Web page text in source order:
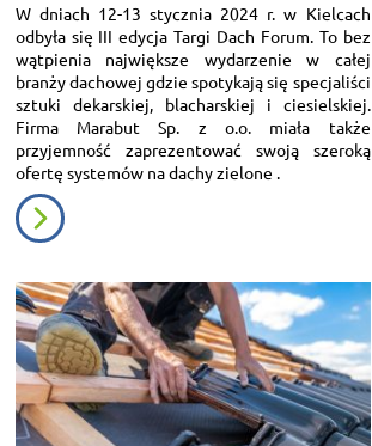
W dniach 12-13 stycznia 2024 r. w Kielcach
odbyła się III edycja Targi Dach Forum. To bez
wątpienia największe wydarzenie w całej
branży dachowej gdzie spotykają się specjaliści
sztuki dekarskiej, blacharskiej i ciesielskiej.
Firma Marabut Sp. z o.o. miała także
przyjemność zaprezentować swoją szeroką
ofertę systemów na dachy zielone .